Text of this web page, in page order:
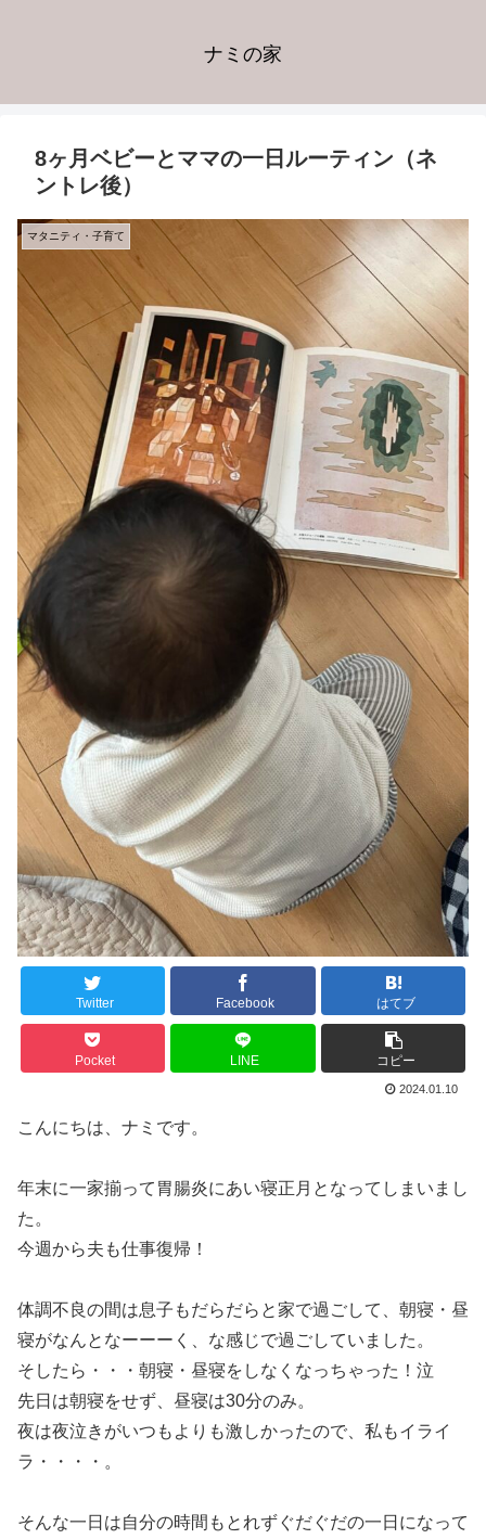
ナミの家
8ヶ月ベビーとママの一日ルーティン（ネ
ントレ後）
マタニティ・子育て
Twitter Facebook はてブ
Pocket LINE コピー
2024.01.10
こんにちは、ナミです。
年末に一家揃って胃腸炎にあい寝正月となってしまいまし
た。
今週から夫も仕事復帰！
体調不良の間は息子もだらだらと家で過ごして、朝寝・昼
寝がなんとなーーーく、な感じで過ごしていました。
そしたら・・・朝寝・昼寝をしなくなっちゃった！泣
先日は朝寝をせず、昼寝は30分のみ。
夜は夜泣きがいつもよりも激しかったので、私もイライ
ラ・・・・。
そんな一日は自分の時間もとれずぐだぐだの一日になって